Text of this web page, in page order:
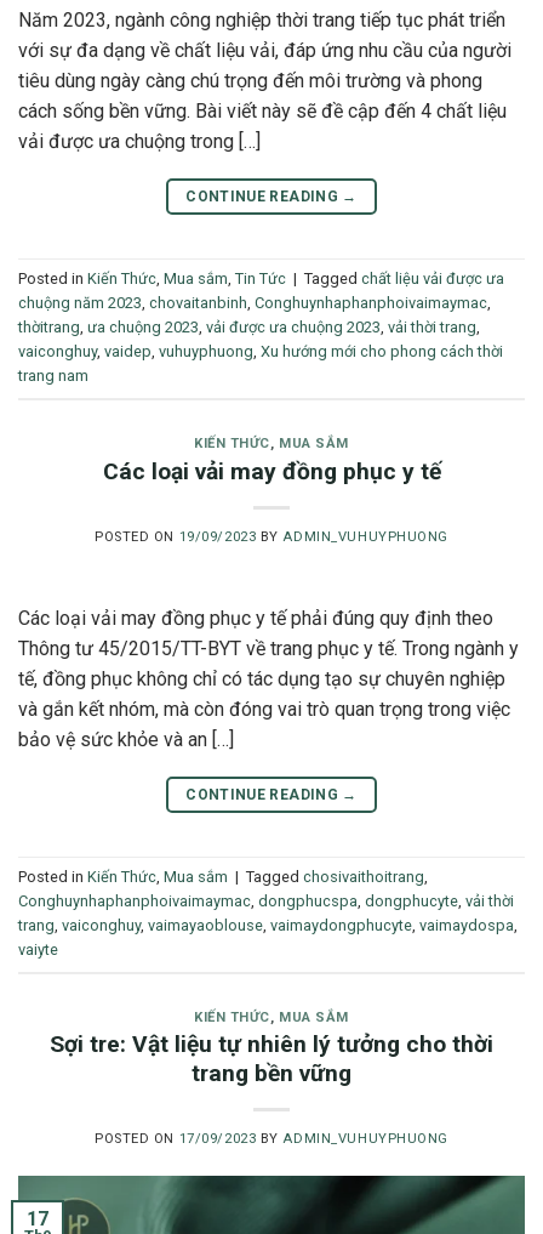
Năm 2023, ngành công nghiệp thời trang tiếp tục phát triển
với sự đa dạng về chất liệu vải, đáp ứng nhu cầu của người
tiêu dùng ngày càng chú trọng đến môi trường và phong
cách sống bền vững. Bài viết này sẽ đề cập đến 4 chất liệu
vải được ưa chuộng trong […]
CONTINUE READING →
Posted in Kiến Thức, Mua sắm, Tin Tức | Tagged chất liệu vải được ưa
chuộng năm 2023, chovaitanbinh, Conghuynhaphanphoivaimaymac,
thờitrang, ưa chuộng 2023, vải được ưa chuộng 2023, vải thời trang,
vaiconghuy, vaidep, vuhuyphuong, Xu hướng mới cho phong cách thời
trang nam
KIẾN THỨC, MUA SẮM
Các loại vải may đồng phục y tế
POSTED ON 19/09/2023 BY ADMIN_VUHUYPHUONG
Các loại vải may đồng phục y tế phải đúng quy định theo
Thông tư 45/2015/TT-BYT về trang phục y tế. Trong ngành y
tế, đồng phục không chỉ có tác dụng tạo sự chuyên nghiệp
và gắn kết nhóm, mà còn đóng vai trò quan trọng trong việc
bảo vệ sức khỏe và an […]
CONTINUE READING →
Posted in Kiến Thức Mua sắm | Tagged chosivaithoitrang
Conghuynhaphanphoivaimaymac dongphucspa dongphucyte vải thời
trang vaiconghuy, vaimayaoblouse vaimaydongphucyte vaimaydospa
vaiyte
KIẾN THỨC MUA SẮM
Sợi tre: Vật liệu tự nhiên lý tưởng cho thời
trang bền vững
POSTED ON 17/09/2023 BYADMIN_VUHUYPHUONG
17